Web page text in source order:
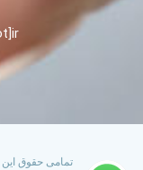
تمامی حقوق